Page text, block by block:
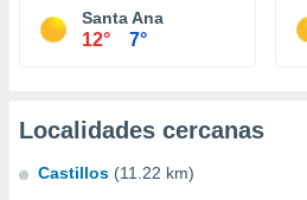
Santa Ana
12° 7°
Localidades cercanas
Castillos (11.22 km)